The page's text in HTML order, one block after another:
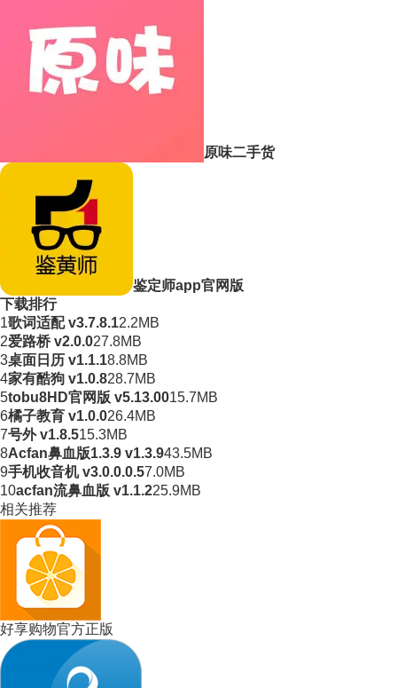
原味二手货
鉴定师app官网版
下载排行
1歌词适配 v3.7.8.12.2MB
2爱路桥 v2.0.027.8MB
3桌面日历 v1.1.18.8MB
4家有酷狗 v1.0.828.7MB
5tobu8HD官网版 v5.13.0015.7MB
6橘子教育 v1.0.026.4MB
7号外 v1.8.515.3MB
8Acfan鼻血版1.3.9 v1.3.943.5MB
9手机收音机 v3.0.0.0.57.0MB
10acfan流鼻血版 v1.1.225.9MB
相关推荐
好享购物官方正版